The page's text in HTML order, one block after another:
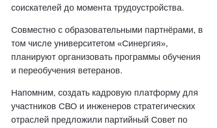
соискателей до момента трудоустройства.
Совместно с образовательными партнёрами, в
том числе университетом «Синергия»,
планируют организовать программы обучения
и переобучения ветеранов.
Напомним, создать кадровую платформу для
участников СВО и инженеров стратегических
отраслей предложили партийный Совет по